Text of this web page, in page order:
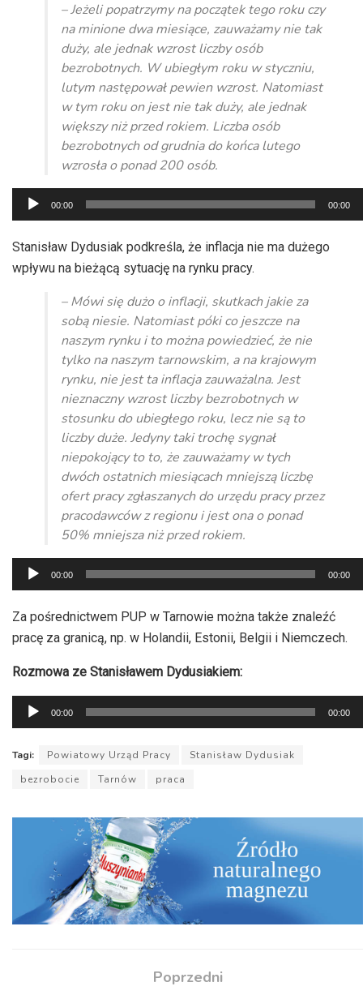
– Jeżeli popatrzymy na początek tego roku czy
na minione dwa miesiące, zauważamy nie tak
duży, ale jednak wzrost liczby osób
bezrobotnych. W ubiegłym roku w styczniu,
lutym następował pewien wzrost. Natomiast
w tym roku on jest nie tak duży, ale jednak
większy niż przed rokiem. Liczba osób
bezrobotnych od grudnia do końca lutego
wzrosła o ponad 200 osób.
Odtwarzacz
plików
dźwiękowych
00:00 00:00
Stanisław Dydusiak podkreśla, że inflacja nie ma dużego
wpływu na bieżącą sytuację na rynku pracy.
– Mówi się dużo o inflacji, skutkach jakie za
sobą niesie. Natomiast póki co jeszcze na
naszym rynku i to można powiedzieć, że nie
tylko na naszym tarnowskim, a na krajowym
rynku, nie jest ta inflacja zauważalna. Jest
nieznaczny wzrost liczby bezrobotnych w
stosunku do ubiegłego roku, lecz nie są to
liczby duże. Jedyny taki trochę sygnał
niepokojący to to, że zauważamy w tych
dwóch ostatnich miesiącach mniejszą liczbę
ofert pracy zgłaszanych do urzędu pracy przez
pracodawców z regionu i jest ona o ponad
50% mniejsza niż przed rokiem.
Odtwarzacz
plików
dźwiękowych
00:00 00:00
Za pośrednictwem PUP w Tarnowie można także znaleźć
pracę za granicą, np. w Holandii, Estonii, Belgii i Niemczech.
Rozmowa ze Stanisławem Dydusiakiem:
Odtwarzacz
plików
dźwiękowych
00:00 00:00
Tagi: Powiatowy Urząd Pracy
Stanisław Dydusiak
bezrobocie
Tarnów praca
Poprzedni